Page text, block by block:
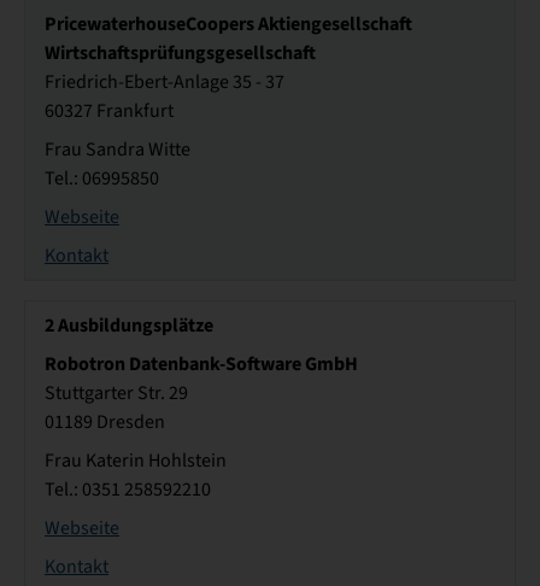
PricewaterhouseCoopers Aktiengesellschaft
Wirtschaftsprüfungsgesellschaft
Friedrich-Ebert-Anlage 35 - 37
60327 Frankfurt
Frau Sandra Witte
Tel.: 06995850
Webseite
Kontakt
2Ausbildungsplätze
Robotron Datenbank-Software GmbH
Stuttgarter Str. 29
01189 Dresden
Frau Katerin Hohlstein
Tel.: 0351 258592210
Webseite
Kontakt